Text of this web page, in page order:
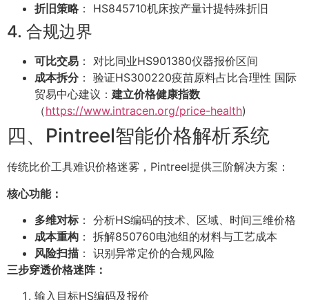
折旧策略： HS845710机床按产量计提特殊折旧
4. 合规边界
可比交易 ： 对比同业HS901380仪器报价区间
成本拆分： 验证HS300220疫苗原料占比合理性 国际
贸易中心建议： 建立价格健康指数
（https://www.intracen.org/price-health)
四、Pintreel智能价格解析系统
传统比价工具难识价格迷雾，Pintreel提供三阶解决方案：
核心功能：
多维对标： 分析HS编码的技术、区域、时间三维价格
成本重构 ： 拆解850760电池组的材料与工艺成本
风险扫描 ： 识别异常定价的合规风险
三步穿透价格迷阵：
输入目标HS编码及报价